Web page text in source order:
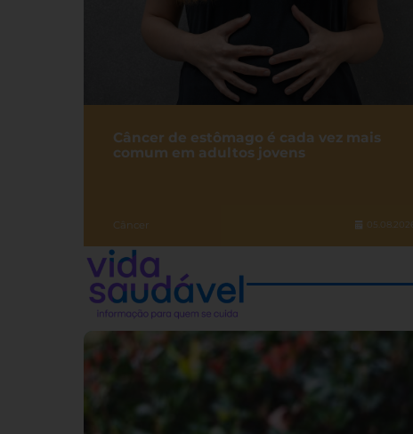
Câncer de estômago é cada vez mais
comum em adultos jovens
Câncer 05.08.2026